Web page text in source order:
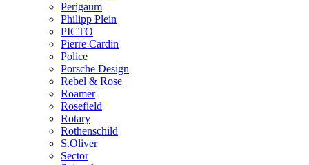
Perigaum
Philipp Plein
PICTO
Pierre Cardin
Police
Porsche Design
Rebel & Rose
Roamer
Rosefield
Rotary
Rothenschild
S.Oliver
Sector